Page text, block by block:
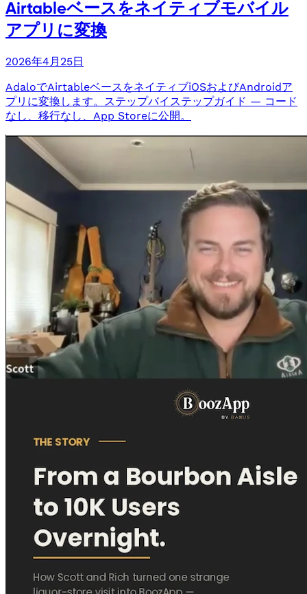
Airtableベースをネイティブモバイル
アプリに変換
2026年4月25日
AdaloでAirtableベースをネイティブiOSおよびAndroidア
プリに変換します。ステップバイステップガイド — コード
なし、移行なし、App Storeに公開。